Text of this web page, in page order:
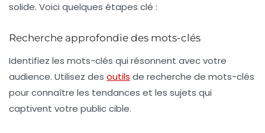
solide. Voici quelques étapes clé :
Recherche approfondie des mots-clés
Identifiez les mots-clés qui résonnent avec votre
audience. Utilisez des outils de recherche de mots-clés
pour connaître les tendances et les sujets qui
captivent votre public cible.